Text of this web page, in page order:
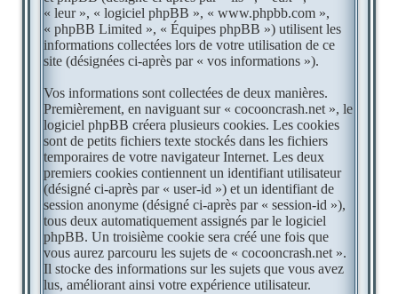
« leur », « logiciel phpBB », « www.phpbb.com »,
« phpBB Limited », « Équipes phpBB ») utilisent les
informations collectées lors de votre utilisation de ce
site (désignées ci-après par « vos informations »).
Vos informations sont collectées de deux manières.
Premièrement, en naviguant sur « cocooncrash.net », le
logiciel phpBB créera plusieurs cookies. Les cookies
sont de petits fichiers texte stockés dans les fichiers
temporaires de votre navigateur Internet. Les deux
premiers cookies contiennent un identifiant utilisateur
(désigné ci-après par « user-id ») et un identifiant de
session anonyme (désigné ci-après par « session-id »),
tous deux automatiquement assignés par le logiciel
phpBB. Un troisième cookie sera créé une fois que
vous aurez parcouru les sujets de « cocooncrash.net ».
Il stocke des informations sur les sujets que vous avez
lus, améliorant ainsi votre expérience utilisateur.